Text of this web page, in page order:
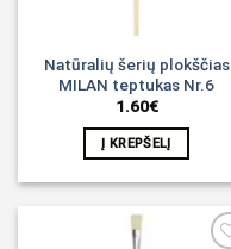
Natūralių šerių plokščias
MILAN teptukas Nr.6
1.60€
Į KREPŠELĮ